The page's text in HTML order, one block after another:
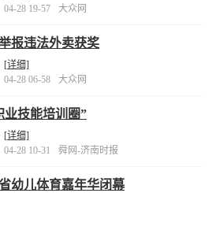
04-28 19-57
大众网
报违法外卖获奖
[详细]
04-28 06-58
大众网
业技能培训圈”
[详细]
04-28 10-31
舜网-济南时报
幼儿体育嘉年华闭幕